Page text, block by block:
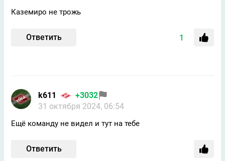
Каземиро не трожь
Ответить 1
k611
+3032
31 октября 2024, 06:54
Ещё команду не видел и тут на тебе
Ответить